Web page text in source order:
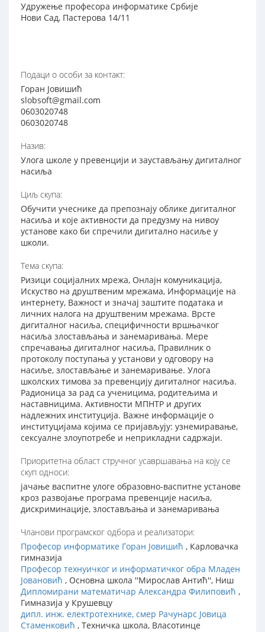
Удружење професора информатике Србије
Нови Сад, Пастерова 14/11
Подаци о особи за контакт:
Горан Јовишић
slobsoft@gmail.com
0603020748
0603020748
Назив:
Улога школе у превенцији и заустављању дигиталног
насиља
Циљ скупа:
Обучити учеснике да препознају облике дигиталног
насиља и које активности да предузму на нивоу
установе како би спречили дигитално насиље у
школи.
Тема скупа:
Ризици социјалних мрежа, Онлајн комуникација,
Искуство на друштвеним мрежама, Информације на
интернету, Важност и значај заштите података и
личних налога на друштвеним мрежама. Врсте
дигиталног насиља, специфичности вршњачког
насиља злостављања и занемаривања. Мере
спречавања дигиталног насиља, Правилник о
протоколу поступања у установи у одговору на
насиље, злостављање и занемаривање. Улога
школских тимова за превенцију дигиталног насиља.
Радионица за рад са ученицима, родитељима и
наставницима. Активности МПНТР и других
надлежних институција. Важне информације о
институцијама којима се пријављују: узнемиравање,
сексуалне злоупотребе и неприкладни садржаји.
Приоритетна област стручног усавршавања на коју се
скуп односи:
јачање васпитне улоге образовно-васпитне установе
кроз развојање програма превенције насиља,
дискриминације, злостављања и занемаривања
Чланови програмског одбора и реализатори:
Професор информатике Горан Јовишић , Карловачка
гимназија
Професор технуичког и информатичког обра Младен
Јовановић , Основна школа ''Мирослав Антић'', Ниш
Дипломирани математичар Александра Филиповић ,
Гимназија у Крушевцу
дипл. инж. електротехнике, смер Рачунарс Јовица
Стаменковић , Техничка школа, Власотинце